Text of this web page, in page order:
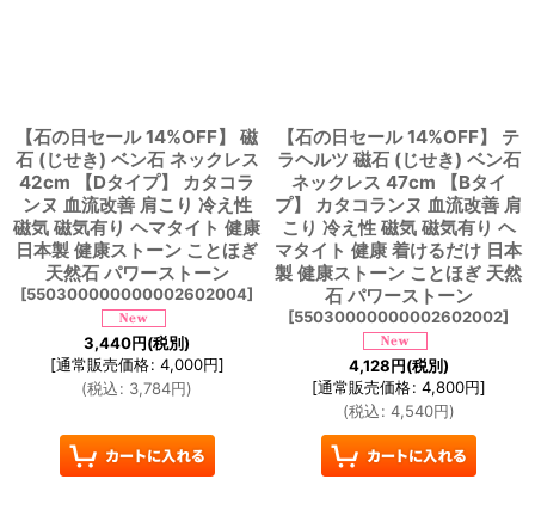
【石の日セール 14%OFF】 磁
石 (じせき) ベン石 ネックレス
42cm 【Dタイプ】 カタコラ
ンヌ 血流改善 肩こり 冷え性
磁気 磁気有り ヘマタイト 健康
日本製 健康ストーン ことほぎ
天然石 パワーストーン
[550300000000002602004]
3,440円(税別)
[通常販売価格: 4,000円]
(税込: 3,784円)
【石の日セール 14%OFF】 テ
ラヘルツ 磁石 (じせき) ベン石
ネックレス 47cm 【Bタイ
プ】 カタコランヌ 血流改善 肩
こり 冷え性 磁気 磁気有り ヘ
マタイト 健康 着けるだけ 日本
製 健康ストーン ことほぎ 天然
石 パワーストーン
[55030000000002602002]
4,128円(税別)
[通常販売価格: 4,800円]
(税込: 4,540円)